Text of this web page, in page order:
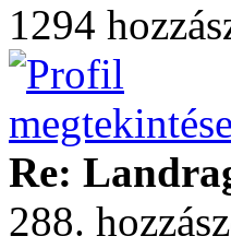
1294
Re:
288.